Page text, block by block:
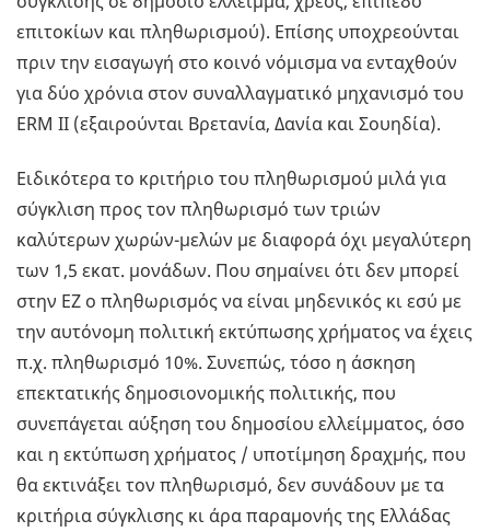
επιτοκίων και πληθωρισμού). Επίσης υποχρεούνται
πριν την εισαγωγή στο κοινό νόμισμα να ενταχθούν
για δύο χρόνια στον συναλλαγματικό μηχανισμό του
ERM II (εξαιρούνται Βρετανία, Δανία και Σουηδία).
Ειδικότερα το κριτήριο του πληθωρισμού μιλά για
σύγκλιση προς τον πληθωρισμό των τριών
καλύτερων χωρών-μελών με διαφορά όχι μεγαλύτερη
των 1,5 εκατ. μονάδων. Που σημαίνει ότι δεν μπορεί
στην ΕΖ ο πληθωρισμός να είναι μηδενικός κι εσύ με
την αυτόνομη πολιτική εκτύπωσης χρήματος να έχεις
π.χ. πληθωρισμό 10%. Συνεπώς, τόσο η άσκηση
επεκτατικής δημοσιονομικής πολιτικής, που
συνεπάγεται αύξηση του δημοσίου ελλείμματος, όσο
και η εκτύπωση χρήματος / υποτίμηση δραχμής, που
θα εκτινάξει τον πληθωρισμό, δεν συνάδουν με τα
κριτήρια σύγκλισης κι άρα παραμονής της Ελλάδας